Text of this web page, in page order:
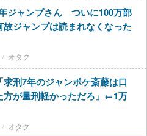
年ジャンプさん ついに100万部
ジャンプは読まれなくなった
オタク
求刑7年のジャンポケ斎藤は口
方が量刑軽かっただろ」←1万
オタク